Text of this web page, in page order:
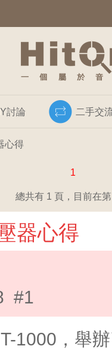
討論 二手交
心得
1
總共有 1 頁，目前在
器心得
#1
1000，舉